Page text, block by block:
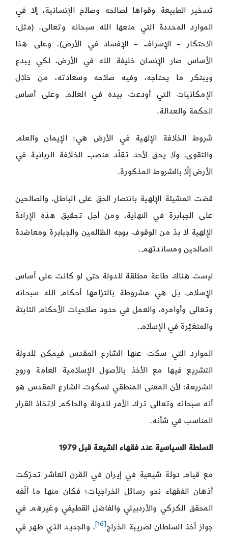
تسخير الطبيعة وقواها لصالحه وصالح الإنسانية، إلا في
الموارد المحددة التي منعها الله سبحانه وتعالى. (مثل:
الاحتكار – الإسراف – الإفساد في الأرض)، وعلى هذا
الأساس صار الإنسان خليفة الله في الأرض، لكي يبدع
ويبتكر ما يحتاجه، وفيه صلاحه وسعادته، من خلال
الإمكانيات التي أودعت بيده في العالم وعلى أساس
الحكمة والعدالة.
شروط الخلافة الإلهية في الأرض هي: الإيمان والعلم
والتقوى، ولا يحق لأحد تقلّد منصب الخلافة الربانية في
الأرض إلّا بالشروط المذكورة.
قضت المشيئة الإلهية بانتصار الحق على الباطل، والصالحين
على الجبابرة في النهاية، ومن أجل تحقيق هذه الإرادة
الإلهية لا بدّ من الوقوف بوجه الظالمين والجبابرة ومعاضدة
الصالحين ومساندتهم.
ليست هناك طاعة مطلقة للدولة حتى لو كانت على أساس
الإسلام، بل هي مشروطة بالتزامها أحكام الله سبحانه
وتعالى وأوامره، والعمل في حدود صلاحيات الأحكام الثابتة
والمتغيِّرة في الإسلام.
الموارد التي سكت عنها الشارع المقدس فيمكن للدولة
التشريع فيها مع الأخذ بالأصول الإسلامية العامة وروح
الشريعة؛ لأن المعنى المنطقي لسكوت الشارع المقدس هو
أنه سبحانه وتعالى ترك الأمر للدولة والحاكم لاتخاذ القرار
المناسب في شأنه.
السلطة السياسية عند فقهاء الشيعة قبل1979
مع قيام دولة شيعية في إيران في القرن العاشر تحرّكت
أذهان الفقهاء نحو رسائل الخراجيات؛ فكان منها ما ألّفه
المحقق الكركي والأردبيلي والفاضل القطيفي وغيرهم في
جواز أخذ السلطان لضريبة الخراج[16]
، والجديد الذي ظهر في